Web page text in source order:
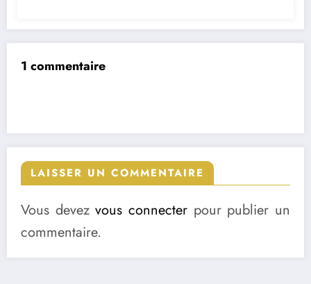
1 commentaire
LAISSER UN COMMENTAIRE
Vous devezvous connecter pour publier un
commentaire.